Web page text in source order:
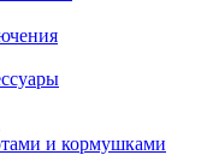
и кормушками